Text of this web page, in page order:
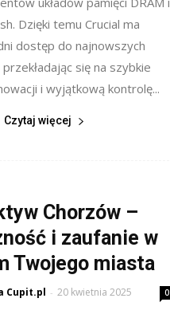
Dzięki temu Crucial ma
dostęp do najnowszych
się na szybkie
i wyjątkową kontrolę...
Czytaj więcej
Chorzów –
i zaufanie w
Twojego miasta
Cupit.pl - 20 kwietnia 2025 0